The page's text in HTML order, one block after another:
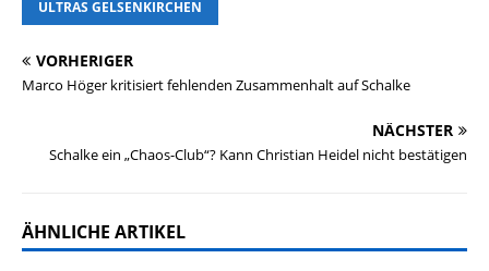
ULTRAS GELSENKIRCHEN
VORHERIGER
Marco Höger kritisiert fehlenden Zusammenhalt auf Schalke
NÄCHSTER
Schalke ein „Chaos-Club“? Kann Christian Heidel nicht bestätigen
ÄHNLICHE ARTIKEL